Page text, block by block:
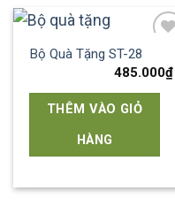
wishlist
Bộ Quà Tặng ST-28
485.000₫
THÊM VÀO GIỎ
HÀNG